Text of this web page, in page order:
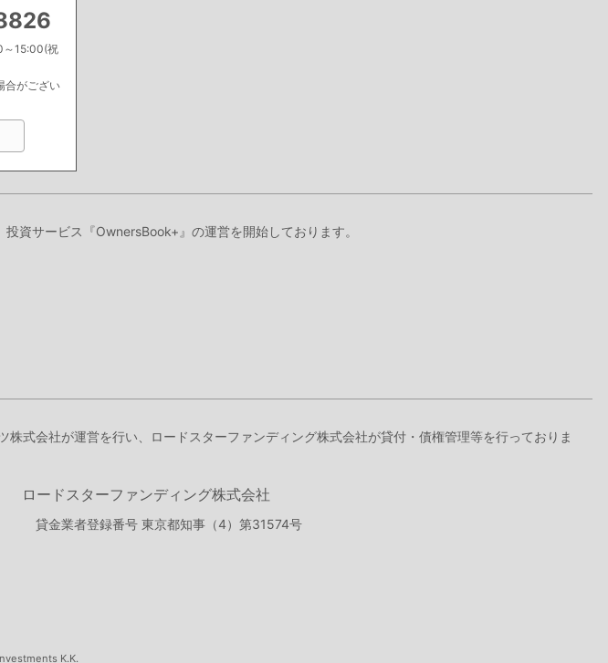
～15:00(祝
合がござい
資サービス『OwnersBook+』の運営を開始しております。
式会社が運営を行い、ロードスターファンディング株式会社が貸付・債権管理等を行っておりま
ロードスターファンディング株式会社
貸金業者登録番号 東京都知事（4）第31574号
K.K.